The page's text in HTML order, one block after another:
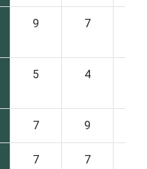
9 7
5 4
7 9
7 7